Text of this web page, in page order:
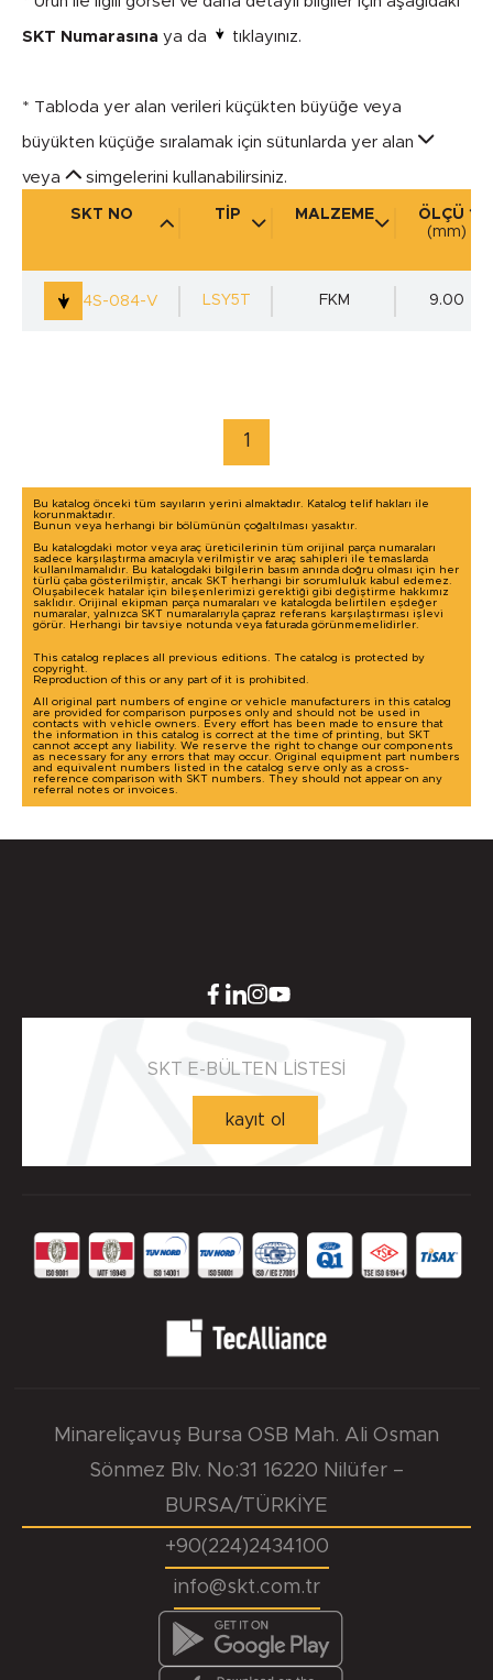
SKT Numarasına ya da tıklayınız.
* Tabloda yer alan verileri küçükten büyüğe veya
büyükten küçüğe sıralamak için sütunlarda yer alan
veya simgelerini kullanabilirsiniz.
SKT NO TİP MALZEME
ÖLÇÜ 1
(mm)
4S-084-V
LSY5T FKM 9.00
1
Bu katalog önceki tüm sayıların yerini almaktadır. Katalog telif hakları ile
korunmaktadır.
Bunun veya herhangi bir bölümünün çoğaltılması yasaktır.
Bu katalogdaki motor veya araç üreticilerinin tüm orijinal parça numaraları
sadece karşılaştırma amacıyla verilmiştir ve araç sahipleri ile temaslarda
kullanılmamalıdır. Bu katalogdaki bilgilerin basım anında doğru olması için her
türlü çaba gösterilmiştir, ancak SKT herhangi bir sorumluluk kabul edemez.
Oluşabilecek hatalar için bileşenlerimizi gerektiği gibi değiştirme hakkımız
saklıdır. Orijinal ekipman parça numaraları ve katalogda belirtilen eşdeğer
numaralar, yalnızca SKT numaralarıyla çapraz referans karşılaştırması işlevi
görür. Herhangi bir tavsiye notunda veya faturada görünmemelidirler.
This catalog replaces all previous editions. The catalog is protected by
copyright.
Reproduction of this or any part of it is prohibited.
All original part numbers of engine or vehicle manufacturers in this catalog
are provided for comparison purposes only and should not be used in
contacts with vehicle owners. Every effort has been made to ensure that
the information in this catalog is correct at the time of printing, but SKT
cannot accept any liability. We reserve the right to change our components
as necessary for any errors that may occur. Original equipment part numbers
and equivalent numbers listed in the catalog serve only as a cross-
reference comparison with SKT numbers. They should not appear on any
referral notes or invoices.
SKT E-BÜLTEN LİSTESİ
kayıt ol
Minareliçavuş Bursa OSB Mah. Ali Osman
Sönmez Blv. No:31 16220 Nilüfer –
BURSA/TÜRKİYE
+90(224)2434100
info@skt.com.tr